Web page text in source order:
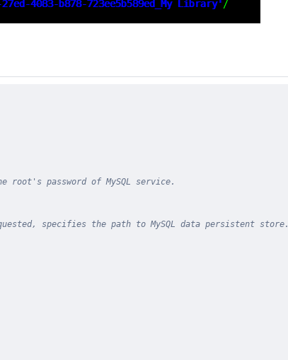
root's password of MySQL service.
specifies the path to MySQL data persistent store.